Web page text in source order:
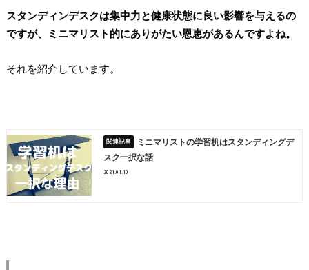
スタンディンデスクは集中力と健康状態に良い影響を与えるの
ですが、ミニマリスト的にありがたい恩恵があるんですよね。
それを紹介しています。
ミニマリストの学習机はスタンディングデ
スク一択な話
2021.01.10